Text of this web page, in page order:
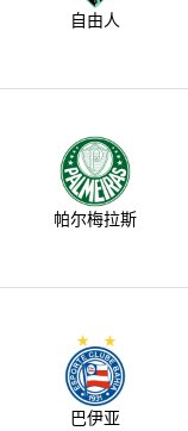
自由人
帕尔梅拉斯
巴伊亚